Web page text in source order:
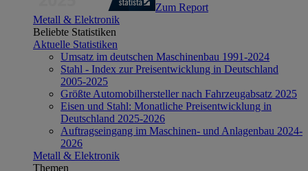
Zum Report
Metall & Elektronik
Beliebte Statistiken
Aktuelle Statistiken
Umsatz im deutschen Maschinenbau 1991-2024
Stahl - Index zur Preisentwicklung in Deutschland
2005-2025
Größte Automobilhersteller nach Fahrzeugabsatz 2025
Eisen und Stahl: Monatliche Preisentwicklung in
Deutschland 2025-2026
Auftragseingang im Maschinen- und Anlagenbau 2024-
2026
Metall & Elektronik
Themen